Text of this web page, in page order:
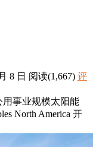
8 日 阅读(1,667) 评
用事业规模太阳能
North America 开